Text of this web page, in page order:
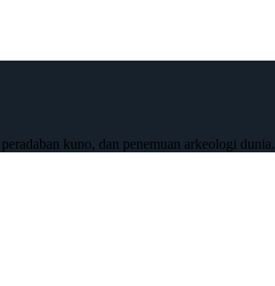
kuno, dan penemuan arkeologi dunia.